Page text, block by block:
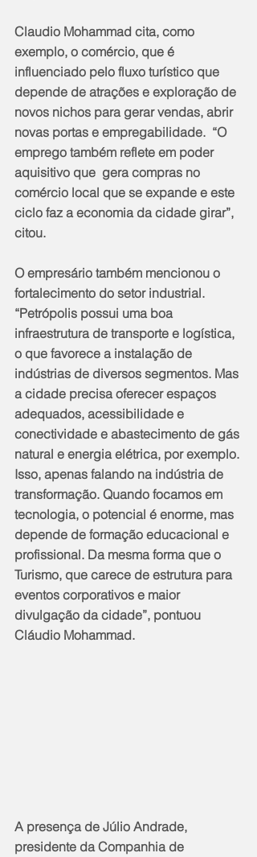
Claudio Mohammad cita, como
exemplo, o comércio, que é
influenciado pelo fluxo turístico que
depende de atrações e exploração de
novos nichos para gerar vendas, abrir
novas portas e empregabilidade.  “O
emprego também reflete em poder
aquisitivo que  gera compras no
comércio local que se expande e este
ciclo faz a economia da cidade girar”,
citou.
O empresário também mencionou o
fortalecimento do setor industrial.
“Petrópolis possui uma boa
infraestrutura de transporte e logística,
o que favorece a instalação de
indústrias de diversos segmentos. Mas
a cidade precisa oferecer espaços
adequados, acessibilidade e
conectividade e abastecimento de gás
natural e energia elétrica, por exemplo.
Isso, apenas falando na indústria de
transformação. Quando focamos em
tecnologia, o potencial é enorme, mas
depende de formação educacional e
profissional. Da mesma forma que o
Turismo, que carece de estrutura para
eventos corporativos e maior
divulgação da cidade”, pontuou
Cláudio Mohammad.
A presença de Júlio Andrade,
presidente da Companhia de